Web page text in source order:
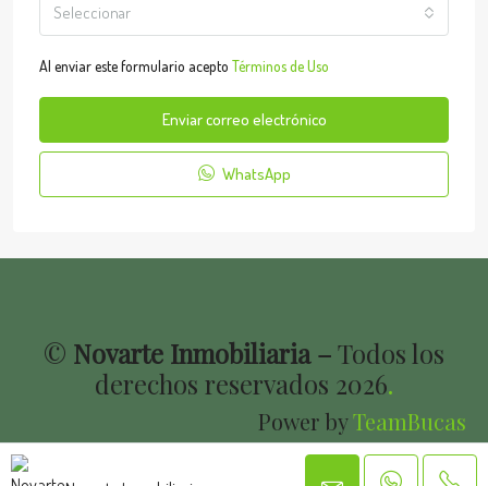
Seleccionar
Al enviar este formulario acepto Términos de Uso
Enviar correo electrónico
WhatsApp
© Novarte Inmobiliaria –Todos los
derechos reservados 2026.
Power byTeamBucas